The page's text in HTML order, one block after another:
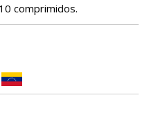
comprimidos.